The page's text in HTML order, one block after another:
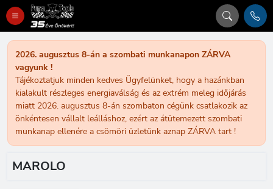
2026. augusztus 8-án a szombati munkanapon ZÁRVA
vagyunk !
Tájékoztatjuk minden kedves Ügyfelünket, hogy a hazánkban
kialakult részleges energiaválság és az extrém meleg időjárás
miatt 2026. augusztus 8-án szombaton cégünk csatlakozik az
önkéntesen vállalt leálláshoz, ezért az átütemezett szombati
munkanap ellenére a csömöri üzletünk aznap ZÁRVA tart !
MAROLO